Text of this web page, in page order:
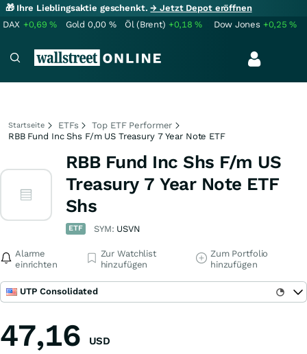
🎁 Ihre Lieblingsaktie geschenkt.→ Jetzt Depot eröffnen
DAX +0,69% Gold 0,00 % Öl (Brent) +0,18% Dow Jones +0,25%
Startseite ETFs
Top ETF Performer
RBB Fund Inc Shs F/m US Treasury 7 Year Note ETF
RBB Fund Inc Shs F/m US
Treasury 7 Year Note ETF
Shs
ETF SYM: USVN
Alarme
einrichten
Zur Watchlist
hinzufügen
Zum Portfolio
hinzufügen
UTP Consolidated
47,16 USD